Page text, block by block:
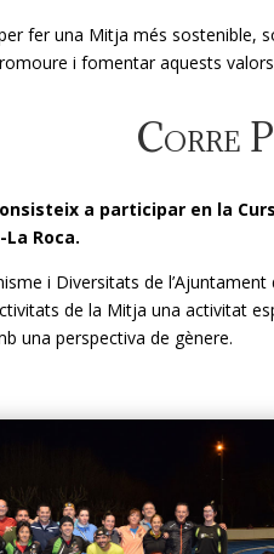
fer una Mitja més sostenible,
i fomentar aquests
Corre
a participar en la
Roca.
i Diversitats de
de la Mitja una activitat
una perspectiva de gènere.